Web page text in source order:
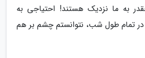
به ما نزدیک هستند! احتیاجی به
تمام طول شب، نتوانستم چشم بر هم